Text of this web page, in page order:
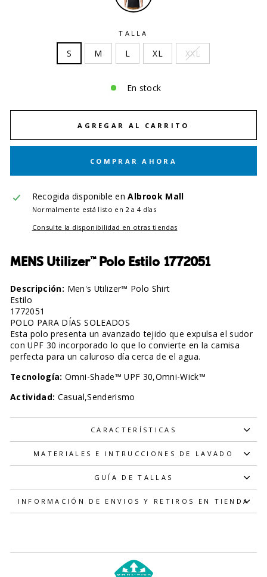
TALLA
S M L XL XXL
En stock
AGREGAR AL CARRITO
COMPRAR AHORA
Recogida disponible enAlbrook Mall
Normalmente está listo en 2 a 4 días
Consulte la disponibilidad en otras tiendas
MENS Utilizer™ Polo Estilo 1772051
Descripción: Men's Utilizer™ Polo Shirt
Estilo
1772051
POLO PARA DÍAS SOLEADOS
Esta polo presenta un avanzado tejido que expulsa el sudor
con UPF 30 incorporado lo que lo convierte en la camisa
perfecta para un caluroso día cerca de el agua.
Tecnología:Omni-Shade™ UPF 30,Omni-Wick™
Actividad: Casual,Senderismo
CARACTERÍSTICAS
MATERIALES E INTRUCCIONES DE LAVADO
GUÍA DE TALLAS
INFORMACIÓN DE ENVIOS Y RETIROS EN TIENDA